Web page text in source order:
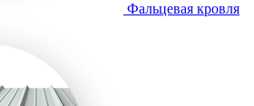
Фальцевая кровля